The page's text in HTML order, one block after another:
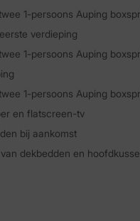
1-persoons Auping
verdieping
1-persoons Auping
1-persoons Auping
en flatscreen-tv
bij aankomst
dekbedden en